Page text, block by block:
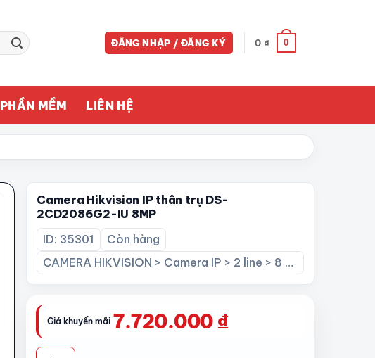
ĐĂNG NHẬP / ĐĂNG KÝ 0 ₫ 0
PHẦN MỀM LIÊN HỆ
Camera Hikvision IP thân trụ DS-
2CD2086G2-IU 8MP
ID: 35301
Còn hàng
CAMERA HIKVISION > Camera IP > 2 line > 8 Megapixel
Giá khuyến mãi 7.720.000₫